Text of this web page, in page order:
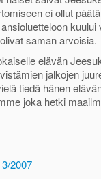
ei ollut
saman arvoisia.
elävän
jalkojen
tiedä hänen
joka hetki
2007